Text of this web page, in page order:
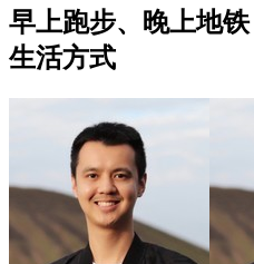
早上跑步、晚上地
生活方式